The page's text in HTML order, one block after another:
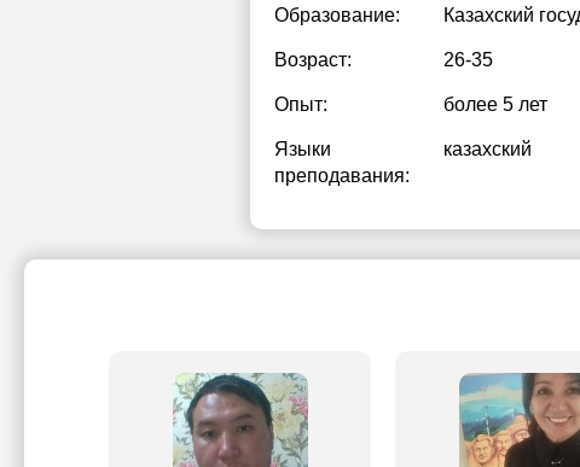
Образование: Казахский
Возраст: 26-35
Опыт: более 5 лет
Языки
преподавания:
казахский